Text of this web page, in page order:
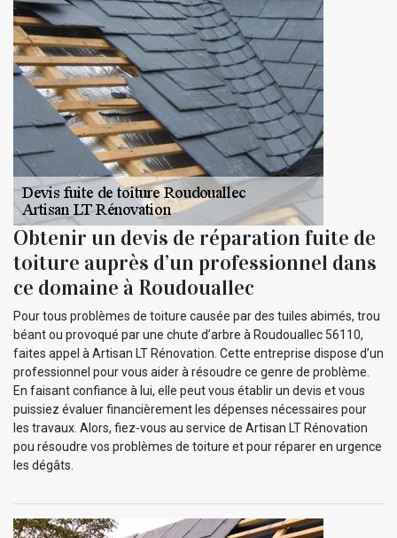
Obtenir un devis de réparation fuite de
toiture auprès d’un professionnel dans
ce domaine à Roudouallec
Pour tous problèmes de toiture causée par des tuiles abimés, trou
béant ou provoqué par une chute d’arbre à Roudouallec 56110,
faites appel à Artisan LT Rénovation. Cette entreprise dispose d’un
professionnel pour vous aider à résoudre ce genre de problème.
En faisant confiance à lui, elle peut vous établir un devis et vous
puissiez évaluer financièrement les dépenses nécessaires pour
les travaux. Alors, fiez-vous au service de Artisan LT Rénovation
pou résoudre vos problèmes de toiture et pour réparer en urgence
les dégâts.